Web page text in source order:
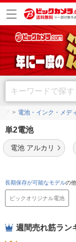
プ 電池・インク・メデ
単2電池
電池 アルカリ
長期保存が可能なモデルの他
ビックオリジナル電池
週間売れ筋ラン